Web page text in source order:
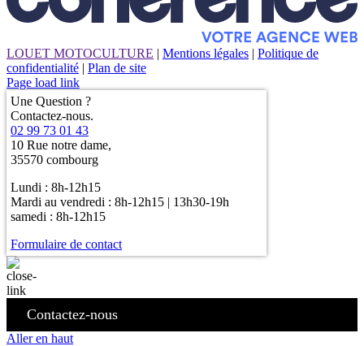
LOUET MOTOCULTURE | Mentions légales | Politique de
confidentialité | Plan de site
Page load link
Une Question ?
Contactez-nous.
02 99 73 01 43
10 Rue notre dame,
35570 combourg
Lundi : 8h-12h15
Mardi au vendredi : 8h-12h15 | 13h30-19h
samedi : 8h-12h15
Formulaire de contact
Contactez-nous
Aller en haut